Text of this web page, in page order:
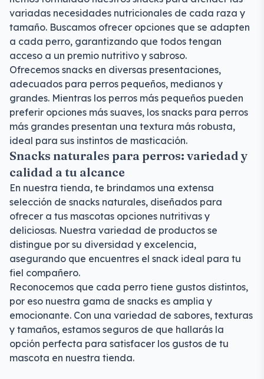
variadas necesidades nutricionales de cada raza y
tamaño. Buscamos ofrecer opciones que se adapten
a cada perro, garantizando que todos tengan
acceso a un premio nutritivo y sabroso.
Ofrecemos snacks en diversas presentaciones,
adecuados para perros pequeños, medianos y
grandes. Mientras los perros más pequeños pueden
preferir opciones más suaves, los snacks para perros
más grandes presentan una textura más robusta,
ideal para sus instintos de masticación.
Snacks naturales para perros: variedad y
calidad a tu alcance
En nuestra tienda, te brindamos una extensa
selección de snacks naturales, diseñados para
ofrecer a tus mascotas opciones nutritivas y
deliciosas. Nuestra variedad de productos se
distingue por su diversidad y excelencia,
asegurando que encuentres el snack ideal para tu
fiel compañero.
Reconocemos que cada perro tiene gustos distintos,
por eso nuestra gama de snacks es amplia y
emocionante. Con una variedad de sabores, texturas
y tamaños, estamos seguros de que hallarás la
opción perfecta para satisfacer los gustos de tu
mascota en nuestra tienda.